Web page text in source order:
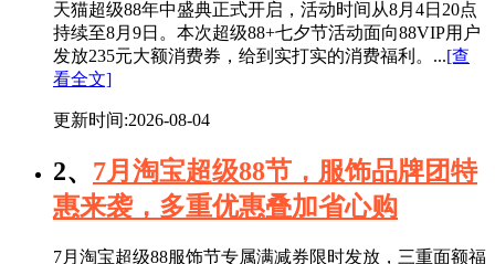
天猫超级88年中盛典正式开启，活动时间从8月4日20点
持续至8月9日。本次超级88+七夕节活动面向88VIP用户
发放235元大额消费券，给到实打实的消费福利。...[查
看全文]
更新时间:2026-08-04
2、 7月淘宝超级88节，服饰品牌团特
惠来袭，多重优惠叠加省心购
7月淘宝超级88服饰节专属满减券限时发放，三重面额福